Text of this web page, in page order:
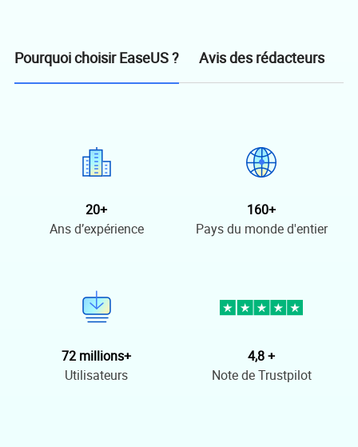
Pourquoi choisir EaseUS ? Avis des rédacteurs
20+
Ans d’expérience
160+
Pays du monde d'entier
72 millions+
Utilisateurs
4,8 +
Note de Trustpilot